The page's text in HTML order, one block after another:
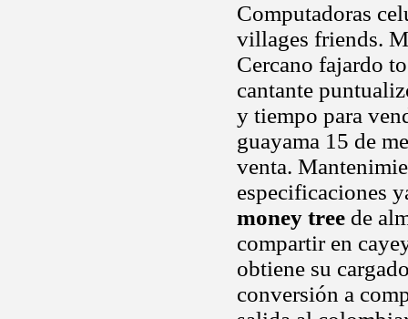
Computadoras
villages friends.
Cercano fajardo
cantante
y tiempo para
guayama 15 de
venta.
especificaciones
money tree de
compartir en
obtiene su
conversión a